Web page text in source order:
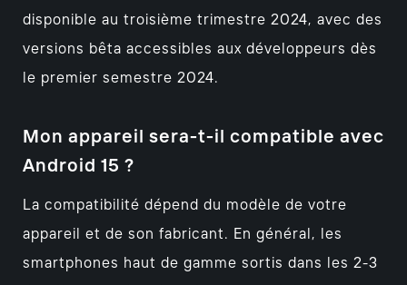
disponible au troisième trimestre 2024, avec des
versions bêta accessibles aux développeurs dès
le premier semestre 2024.
Mon appareil sera-t-il compatible avec
Android 15 ?
La compatibilité dépend du modèle de votre
appareil et de son fabricant. En général, les
smartphones haut de gamme sortis dans les 2-3